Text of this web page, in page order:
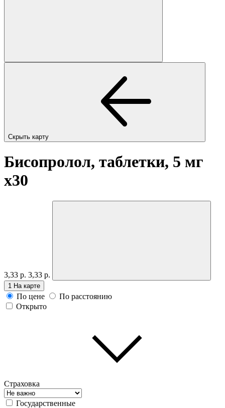
Скрыть карту
Бисопролол, таблетки, 5 мг
x30
3,33 р. 3,33 р.
1 На карте
По цене
По расстоянию
Открыто
Страховка
Государственные